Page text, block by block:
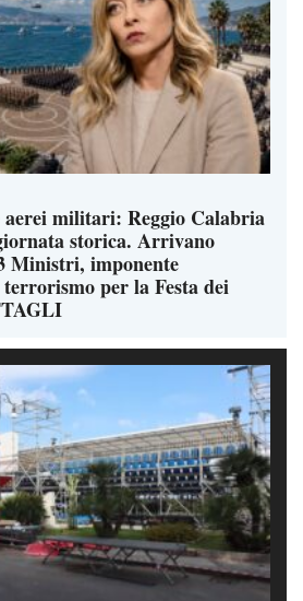
aerei militari: Reggio Calabria
storica. Arrivano
Ministri, imponente
per la Festa dei